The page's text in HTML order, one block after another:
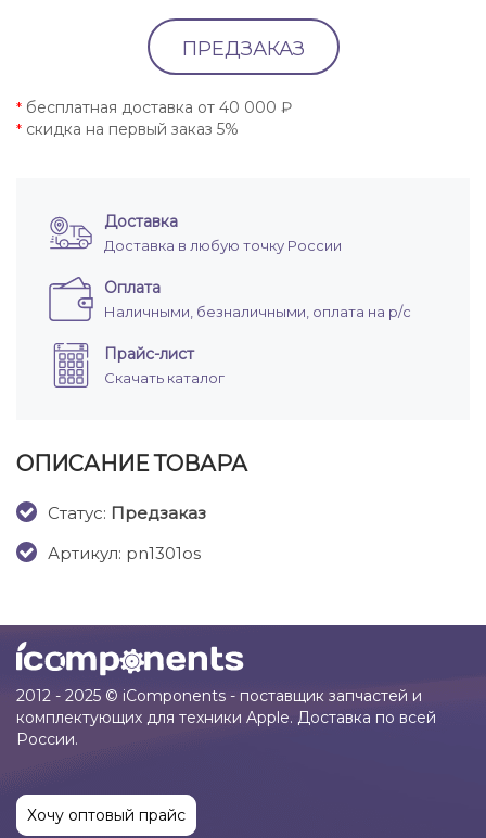
ПРЕДЗАКАЗ
* бесплатная доставка от 40 000 ₽
* скидка на первый заказ 5%
Доставка
Доставка в любую точку России
Оплата
Наличными, безналичными, оплата на р/с
Прайс-лист
Скачать каталог
ОПИСАНИЕ ТОВАРА
Cтатус: Предзаказ
Артикул: pn1301os
2012 - 2025 © iComponents - поставщик запчастей и
комплектующих для техники Apple. Доставка по всей
России.
Хочу оптовый прайс